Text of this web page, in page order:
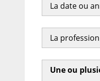
La date ou
La profession
Une ou